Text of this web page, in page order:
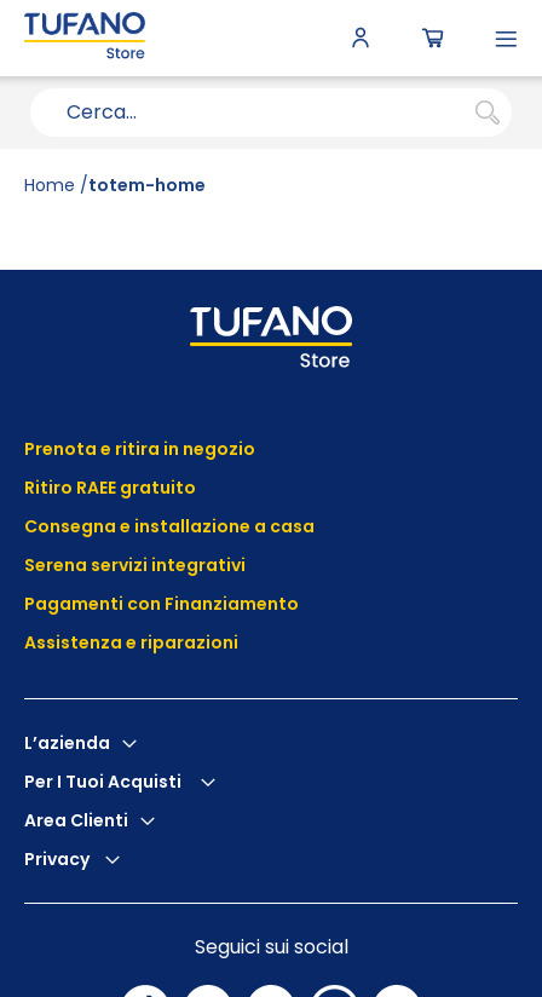
Home totem-home
Prenota e ritira in negozio
Ritiro RAEE gratuito
Consegna e installazione a casa
Serena servizi integrativi
Pagamenti con Finanziamento
Assistenza e riparazioni
L’azienda
Per I Tuoi Acquisti
Area Clienti
Privacy
Seguici sui social